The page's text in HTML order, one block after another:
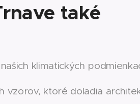
také
klimatických
vzorov, ktoré doladia